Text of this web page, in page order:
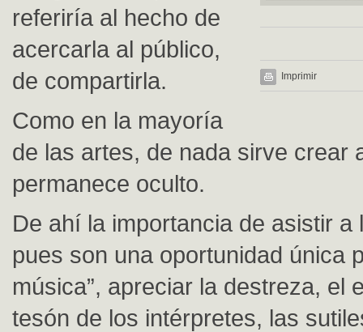
Imprimir
referiría al hecho de
acercarla al público,
de compartirla.
Como en la mayoría
de las artes, de nada sirve crear
permanece oculto.
De ahí la importancia de asistir a
pues son una oportunidad única
música”, apreciar la destreza, el
tesón de los intérpretes, las